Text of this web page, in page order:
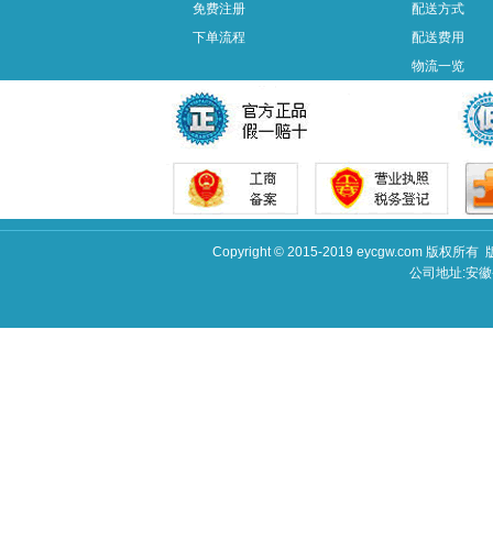
免费注册
下单流程
配送方式
配送费用
物流一览
Copyright © 2015-2019 eycgw.com 版权所有
公司地址:安